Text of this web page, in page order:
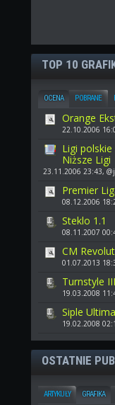
TOP 10
OCENA POBRANE
Orange
22.10.2006
Ligi
Niższe Ligi
23.11.2006 23:43,
Premier
08.12.2006
Steklo 1.1
08.11.2007
CM
01.07.2013
Turnstyle
19.03.2008
Siple
19.02.2008
OSTATNIE
ARTYKUŁY GRAFIKA